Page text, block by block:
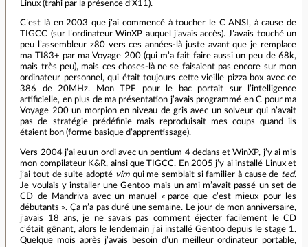
Linux (trahi par la présence d’X11).
C’est là en 2003 que j’ai commencé à toucher le C ANSI, à cause de
TIGCC (sur l’ordinateur WinXP auquel j’avais accès). J’avais touché un
peu l’assembleur z80 vers ces années-là juste avant que je remplace
ma TI83+ par ma Voyage 200 (qui m’a fait faire aussi un peu de 68k,
mais très peu), mais ces choses-là ne se faisaient pas encore sur mon
ordinateur personnel, qui était toujours cette vieille pizza box avec ce
386 de 20MHz. Mon TPE pour le bac portait sur l’intelligence
artificielle, en plus de ma présentation j’avais programmé en C pour ma
Voyage 200 un morpion en niveau de gris avec un solveur qui n’avait
pas de stratégie prédéfinie mais reproduisait mes coups quand ils
étaient bon (forme basique d’apprentissage).
Vers 2004 j’ai eu un ordi avec un pentium 4 dedans et WinXP, j’y ai mis
mon compilateur K&R, ainsi que TIGCC. En 2005 j’y ai installé Linux et
j’ai tout de suite adopté vimqui me semblait si familier à cause de ted.
Je voulais y installer une Gentoo mais un ami m’avait passé un set de
CD de Mandriva avec un manuel « parce que c’est mieux pour les
débutants ». Ça n’a pas duré une semaine. Le jour de mon anniversaire,
j’avais 18 ans, je ne savais pas comment éjecter facilement le CD
c’était gênant, alors le lendemain j’ai installé Gentoo depuis le stage 1.
Quelque mois après j’avais besoin d’un meilleur ordinateur portable,